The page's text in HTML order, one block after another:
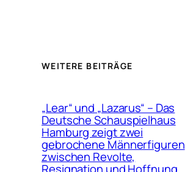
WEITERE BEITRÄGE
„Lear“ und „Lazarus“ – Das
Deutsche Schauspielhaus
Hamburg zeigt zwei
gebrochene Männerfiguren
zwischen Revolte,
Resignation und Hoffnung